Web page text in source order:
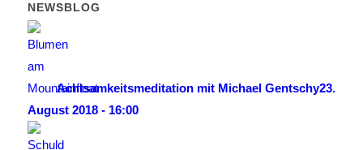
NEWSBLOG
Achtsamkeitsmeditation mit Michael Gentschy23.
August 2018 - 16:00